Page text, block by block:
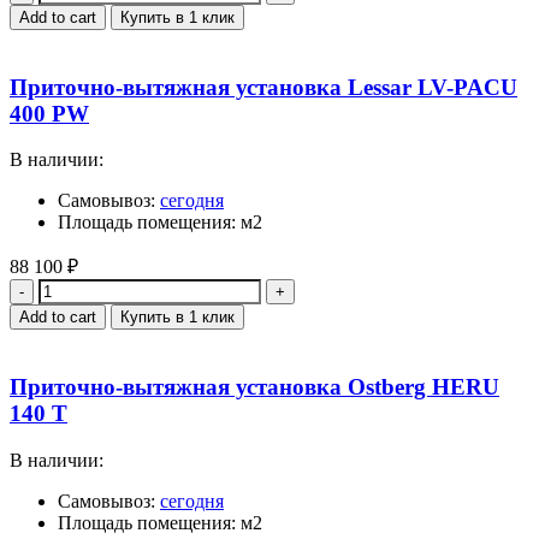
Add to cart Купить в 1 клик
Приточно-вытяжная установка Lessar LV-PACU
400 PW
В наличии:
Самовывоз: сегодня
Площадь помещения: м2
88 100 ₽
Quantity
Add to cart Купить в 1 клик
Приточно-вытяжная установка Ostberg HERU
140 T
В наличии:
Самовывоз: сегодня
Площадь помещения: м2